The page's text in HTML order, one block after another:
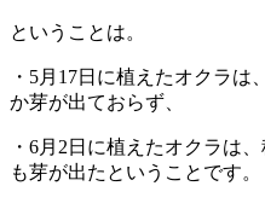
ということは。
・5月17日に植えたオクラは
か芽が出ておらず、
・6月2日に植えたオクラは
も芽が出たということです。